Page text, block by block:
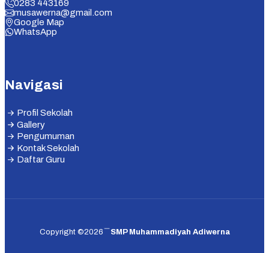
0283 443169
musawerna@gmail.com
Google Map
WhatsApp
Navigasi
Profil Sekolah
Gallery
Pengumuman
Kontak Sekolah
Daftar Guru
Copyright ©2026 SMP Muhammadiyah Adiwerna